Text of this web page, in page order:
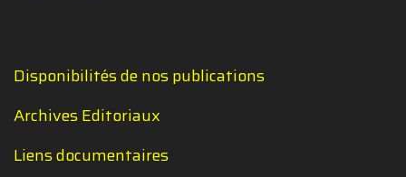
Disponibilités de nos publications
Archives Editoriaux
Liens documentaires